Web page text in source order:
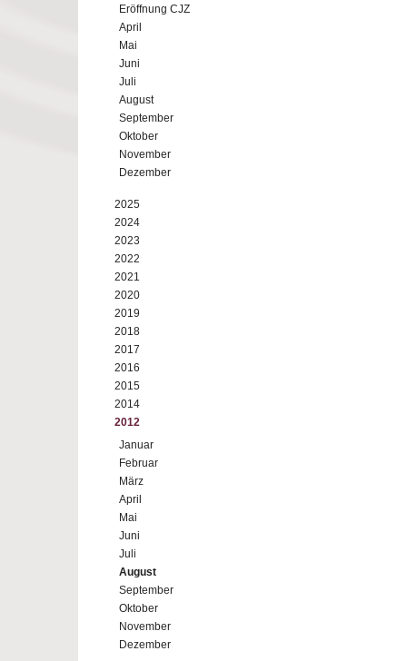
Eröffnung CJZ
April
Mai
Juni
Juli
August
September
Oktober
November
Dezember
2025
2024
2023
2022
2021
2020
2019
2018
2017
2016
2015
2014
2012
Januar
Februar
März
April
Mai
Juni
Juli
August
September
Oktober
November
Dezember